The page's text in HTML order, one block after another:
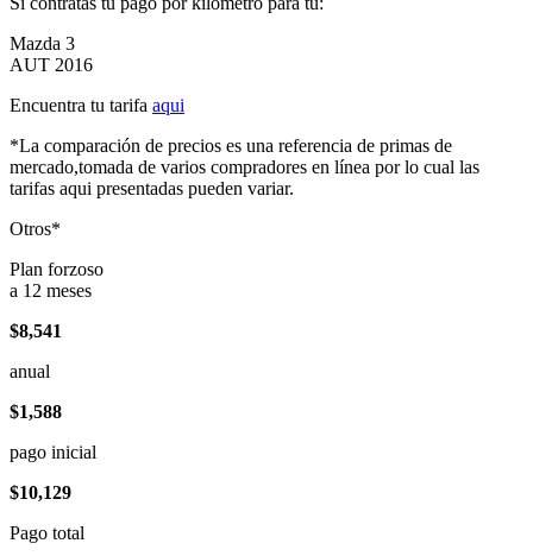
Mazda 3
AUT 2016
Encuentra tu tarifa aqui
*La comparación de precios es una referencia de primas de
mercado,tomada de varios compradores en línea por lo cual las
tarifas aqui presentadas pueden variar.
Otros*
Plan forzoso
a 12 meses
$8,541
anual
$1,588
pago inicial
$10,129
Pago total